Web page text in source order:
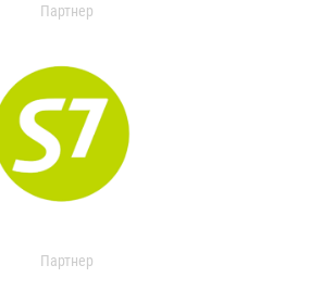
Партнер
Партнер